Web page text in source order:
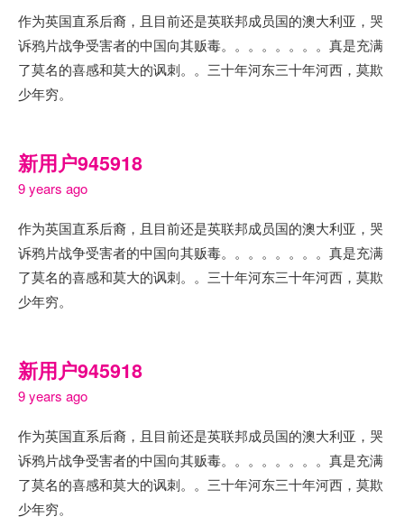
作为英国直系后裔，且目前还是英联邦成员国的澳大利亚，哭
诉鸦片战争受害者的中国向其贩毒。。。。。。。。真是充满
了莫名的喜感和莫大的讽刺。。三十年河东三十年河西，莫欺
少年穷。
新用户945918
9 years ago
作为英国直系后裔，且目前还是英联邦成员国的澳大利亚，哭
诉鸦片战争受害者的中国向其贩毒。。。。。。。。真是充满
了莫名的喜感和莫大的讽刺。。三十年河东三十年河西，莫欺
少年穷。
新用户945918
9 years ago
作为英国直系后裔，且目前还是英联邦成员国的澳大利亚，哭
诉鸦片战争受害者的中国向其贩毒。。。。。。。。真是充满
了莫名的喜感和莫大的讽刺。。三十年河东三十年河西，莫欺
少年穷。